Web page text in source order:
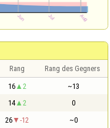
Rang Rang des Gegners
16 2 ~13
14 2 0
26 -12 ~0